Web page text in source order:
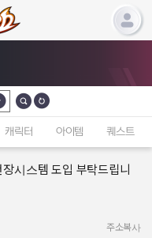
캐릭터 아이템 퀘스트
시스템 도입 부탁드립니
주소복사